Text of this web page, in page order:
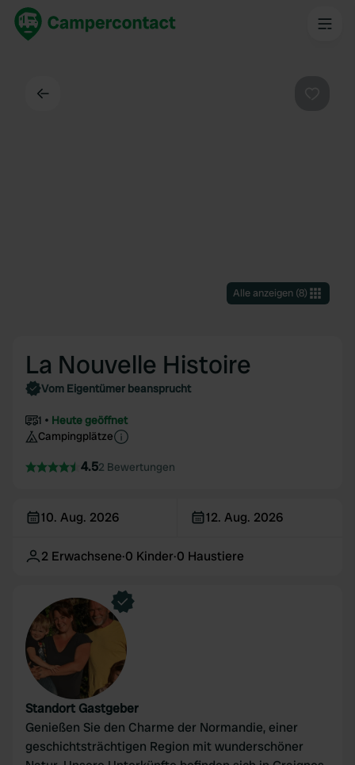
Alle anzeigen(8)
La Nouvelle Histoire
Vom Eigentümer beansprucht
1
Heute geöffnet
Campingplätze
4.52 Bewertungen
10. Aug. 2026 12. Aug. 2026
2 Erwachsene·0 Kinder·0 Haustiere
Standort Gastgeber
Genießen Sie den Charme der Normandie, einer
geschichtsträchtigen Region mit wunderschöner